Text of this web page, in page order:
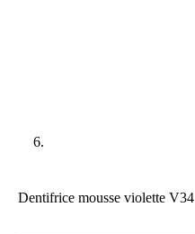
Dentifrice mousse violette V34